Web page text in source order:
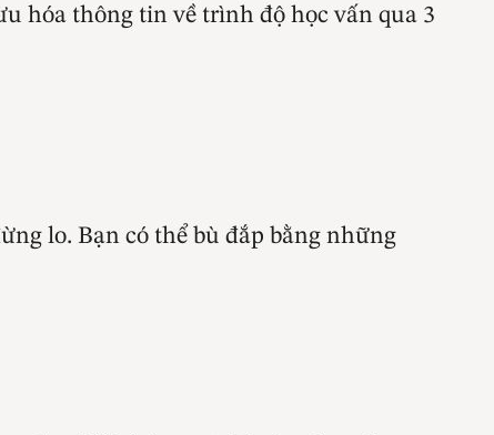
hóa thông tin về trình độ học vấn qua 3
lo. Bạn có thể bù đắp bằng những